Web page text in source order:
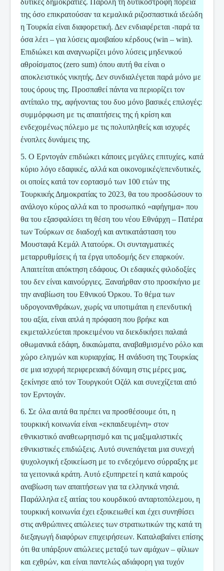
δυτικές δημοκρατίες. Παρόλη τη δυτικόστροφη πορεία
της όσο επικρατούσαν τα κεμαλικά ριζοσπαστικά ιδεώδη
η Τουρκία είναι διαφορετική. Δεν ενδιαφέρεται -παρά τα
όσα λέει – για λύσεις αμοιβαίου κέρδους (win – win).
Επιδιώκει και αναγνωρίζει μόνο λύσεις μηδενικού
αθροίσματος (zero sum) όπου αυτή θα είναι ο
αποκλειστικός νικητής. Δεν συνδιαλέγεται παρά μόνο με
τους όρους της. Προσπαθεί πάντα να περιορίζει τον
αντίπαλο της, αφήνοντας του δυο μόνο βασικές επιλογές:
συμμόρφωση με τις απαιτήσεις της ή κρίση και
ενδεχομένως πόλεμο με τις πολυπληθείς και ισχυρές
ένοπλες δυνάμεις της.
5. Ο Ερντογάν επιδιώκει κάποιες μεγάλες επιτυχίες, κατά
κύριο λόγο εδαφικές, αλλά και οικονομικές/επενδυτικές,
οι οποίες κατά τον εορτασμό των 100 ετών της
Τουρκικής Δημοκρατίας το 2023, θα του προσδώσουν το
ανάλογο κύρος αλλά και το προσωπικό «αφήγημα» που
θα του εξασφαλίσει τη θέση του νέου Εθνάρχη – Πατέρα
των Τούρκων σε διαδοχή και αντικατάσταση του
Μουσταφά Κεμάλ Ατατούρκ. Οι συνταγματικές
μεταρρυθμίσεις ή τα έργα υποδομής δεν επαρκούν.
Απαιτείται απόκτηση εδάφους. Οι εδαφικές φιλοδοξίες
του δεν είναι καινούργιες. Ξαναήρθαν στο προσκήνιο με
την αναβίωση του Εθνικού Όρκου. Το θέμα των
υδρογονανθράκων, χωρίς να υποτιμάται η επενδυτική
του αξία, είναι απλά η πρόφαση που βρήκε και
εκμεταλλεύεται προκειμένου να διεκδικήσει παλαιά
οθωμανικά εδάφη, δικαιώματα, αναβαθμισμένο ρόλο και
χώρο ελιγμών και κυριαρχίας. Η ανάδυση της Τουρκίας
σε μια ισχυρή περιφερειακή δύναμη στις μέρες μας,
ξεκίνησε από τον Τουργκούτ Οζάλ και συνεχίζεται από
τον Ερντογάν.
6. Σε όλα αυτά θα πρέπει να προσθέσουμε ότι, η
τουρκική κοινωνία είναι «εκπαιδευμένη» στον
εθνικιστικό αναθεωρητισμό και τις μαξιμαλιστικές
εθνικιστικές επιδιώξεις. Αυτό συνεπάγεται μια συνεχή
ψυχολογική εξοικείωση με το ενδεχόμενο σύρραξης με
τα γειτονικά κράτη. Αυτό εξυπηρετεί η κατά καιρούς
αναβίωση των απαιτήσεων για τα ελληνικά νησιά.
Παράλληλα εξ αιτίας του κουρδικού ανταρτοπόλεμου, η
τουρκική κοινωνία έχει εξοικειωθεί και έχει συνηθίσει
στις ανθρώπινες απώλειες των στρατιωτικών της κατά τη
διεξαγωγή διαφόρων επιχειρήσεων. Καταλαβαίνει επίσης
ότι θα υπάρξουν απώλειες μεταξύ των αμάχων – φίλιων
και εχθρών, και είναι παντελώς αδιάφορη για τυχόν